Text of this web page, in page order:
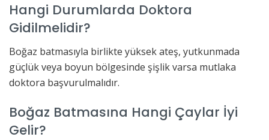
Hangi Durumlarda Doktora
Gidilmelidir?
Boğaz batmasıyla birlikte yüksek ateş, yutkunmada
güçlük veya boyun bölgesinde şişlik varsa mutlaka
doktora başvurulmalıdır.
Boğaz Batmasına Hangi Çaylar İyi
Gelir?